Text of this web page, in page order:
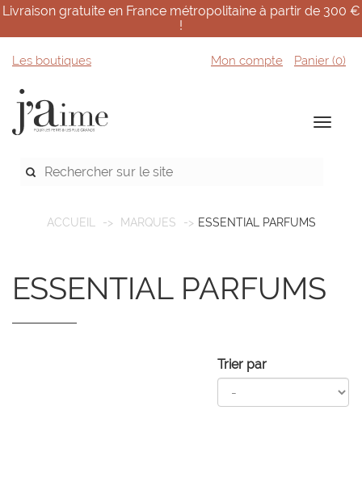
Livraison gratuite en France métropolitaine à partir de 300 €
!
Les boutiques Mon compte Panier (0)
ACCUEIL MARQUES ESSENTIAL PARFUMS
ESSENTIAL PARFUMS
Trier par